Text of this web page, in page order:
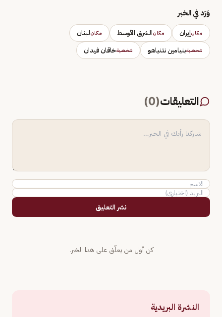
وَرَد في الخبر
مكانإيران مكانالشرق الأوسط مكانلبنان
شخصيةبنيامين نتنياهو شخصيةخاقان فيدان
التعليقات(
0
)
نشر التعليق
كن أول من يعلّق على هذا الخبر.
النشرة البريدية